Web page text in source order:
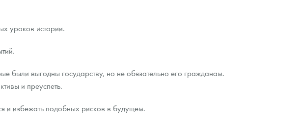
уроков истории.
были выгодны государству, но не обязательно его гражданам.
и преуспеть.
и избежать подобных рисков в будущем.